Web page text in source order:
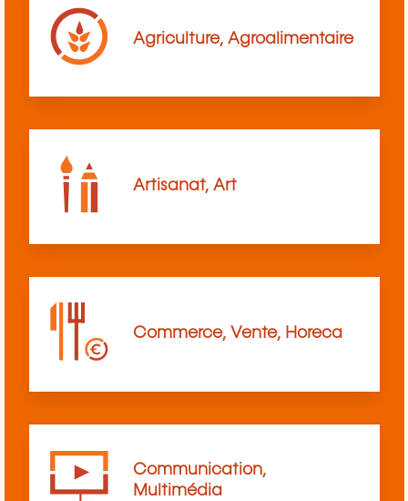
Agriculture, Agroalimentaire
Artisanat, Art
Commerce, Vente, Horeca
Communication,
Multimédia